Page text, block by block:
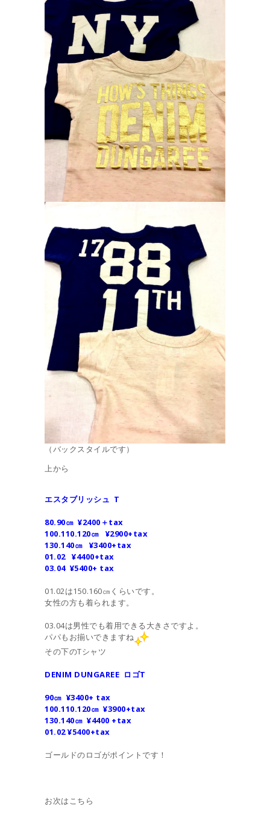
（バックスタイルです）
上から
エスタブリッシュ T
80.90㎝ ¥2400＋tax
100.110.120㎝ ¥2900+tax
130.140㎝ ¥3400+tax
01.02 ¥4400+tax
03.04 ¥5400+ tax
01.02は150.160㎝くらいです。
女性の方も着られます。
03.04は男性でも着用できる大きさですよ。
パパもお揃いできますね
その下のTシャツ
DENIM DUNGAREE ロゴT
90㎝ ¥3400+ tax
100.110.120㎝ ¥3900+tax
130.140㎝ ¥4400 +tax
01.02 ¥5400+tax
ゴールドのロゴがポイントです！
お次はこちら